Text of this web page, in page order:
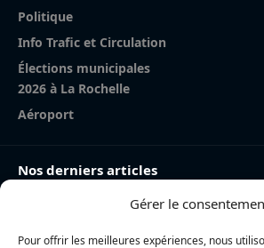
Gérer le
Pour offrir les meilleures expériences, nous
Politique
Info Trafic et Circulation
Élections municipales
2026 à La Rochelle
Aéroport
Nos derniers articles
Charente-Maritime : la directrice de